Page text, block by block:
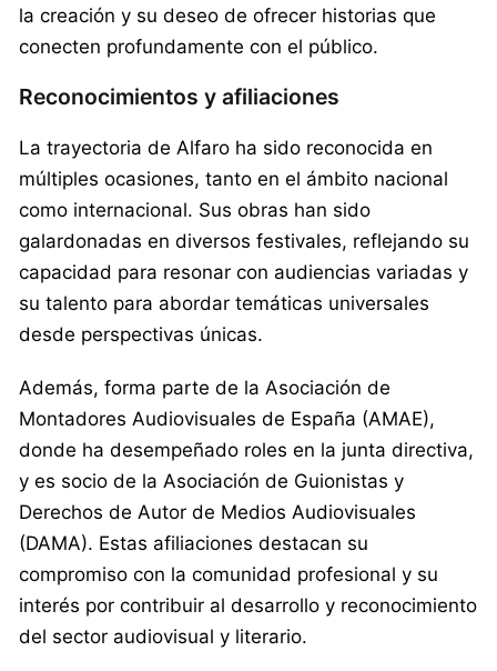
la creación y su deseo de ofrecer historias que
conecten profundamente con el público.
Reconocimientos y afiliaciones
La trayectoria de Alfaro ha sido reconocida en
múltiples ocasiones, tanto en el ámbito nacional
como internacional. Sus obras han sido
galardonadas en diversos festivales, reflejando su
capacidad para resonar con audiencias variadas y
su talento para abordar temáticas universales
desde perspectivas únicas.
Además, forma parte de la Asociación de
Montadores Audiovisuales de España (AMAE),
donde ha desempeñado roles en la junta directiva,
y es socio de la Asociación de Guionistas y
Derechos de Autor de Medios Audiovisuales
(DAMA). Estas afiliaciones destacan su
compromiso con la comunidad profesional y su
interés por contribuir al desarrollo y reconocimiento
del sector audiovisual y literario.